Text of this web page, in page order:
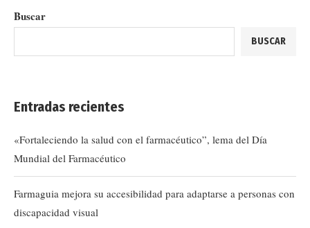
Buscar
BUSCAR
Entradas recientes
«Fortaleciendo la salud con el farmacéutico”, lema del Día
Mundial del Farmacéutico
Farmaguia mejora su accesibilidad para adaptarse a personas con
discapacidad visual